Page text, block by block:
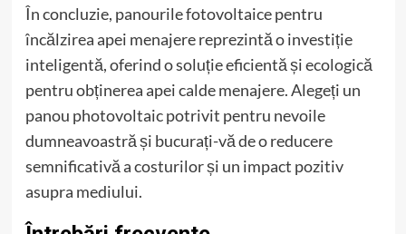
În concluzie, panourile fotovoltaice pentru
încălzirea apei menajere reprezintă o investiție
inteligentă, oferind o soluție eficientă și ecologică
pentru obținerea apei calde menajere. Alegeți un
panou photovoltaic potrivit pentru nevoile
dumneavoastră și bucurați-vă de o reducere
semnificativă a costurilor și un impact pozitiv
asupra mediului.